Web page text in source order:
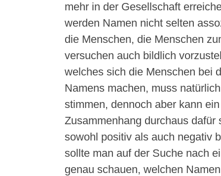
mehr in der Gesellschaft
werden Namen nicht selten
die Menschen, die Menschen
versuchen auch bildlich
welches sich die Menschen bei
Namens machen, muss
stimmen, dennoch aber kann
Zusammenhang durchaus dafür
sowohl positiv als auch negativ
sollte man auf der Suche nach
genau schauen, welchen